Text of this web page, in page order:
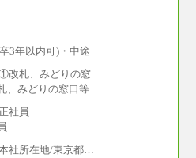
3年以内可)・中途
改札、みどりの窓…
、みどりの窓口等…
社員
社所在地/東京都…